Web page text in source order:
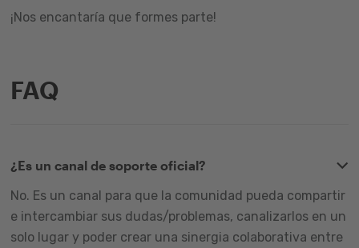
¡Nos encantaría que formes parte!
FAQ
¿Es un canal de soporte oficial?
No. Es un canal para que la comunidad pueda compartir
e intercambiar sus dudas/problemas, canalizarlos en un
solo lugar y poder crear una sinergia colaborativa entre